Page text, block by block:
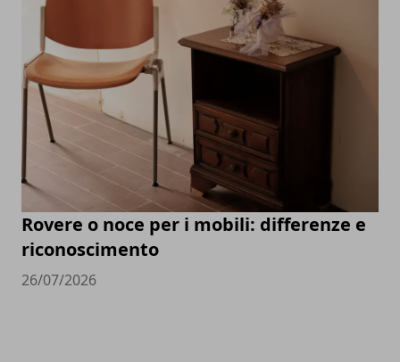
Rovere o noce per i mobili: differenze e
riconoscimento
26/07/2026